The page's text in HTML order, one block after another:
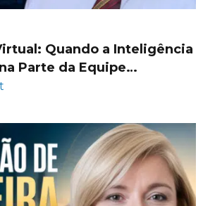
Quando a Inteligência
Parte da Equipe…